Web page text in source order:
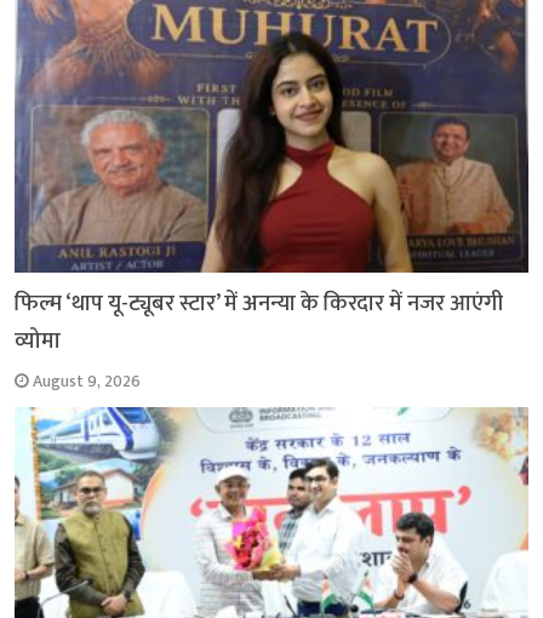
फिल्म ‘थाप यू-ट्यूबर स्टार’ में अनन्या के किरदार में नजर आएंगी
व्योमा
August 9, 2026